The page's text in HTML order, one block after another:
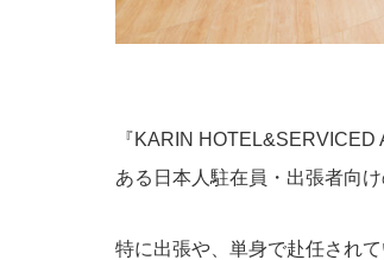
『KARIN
ある日本人駐在員・出張者向
特に出張や、単身で赴任され